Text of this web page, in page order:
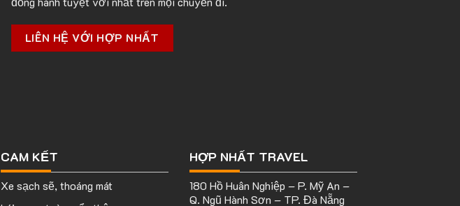
LIÊN HỆ VỚI HỢP NHẤT
CAM KẾT
Xe sạch sẽ, thoáng mát
HỢP NHẤT TRAVEL
180 Hồ Huân Nghiệp – P. Mỹ An –
Q. Ngũ Hành Sơn – TP. Đà Nẵng